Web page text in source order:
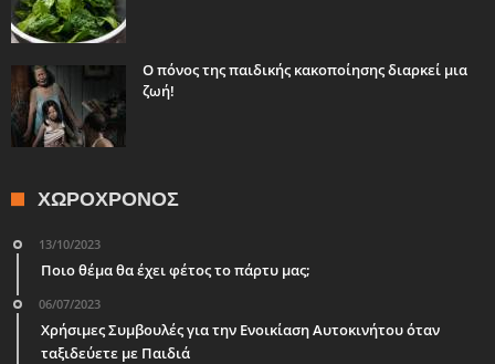
Ο πόνος της παιδικής κακοποίησης διαρκεί μια
ζωή!
ΧΩΡΟΧΡΌΝΟΣ
13/10/2023
Ποιο θέμα θα έχει φέτος το πάρτυ μας;
06/07/2023
Χρήσιμες Συμβουλές για την Ενοικίαση Αυτοκινήτου όταν
ταξιδεύετε με Παιδιά